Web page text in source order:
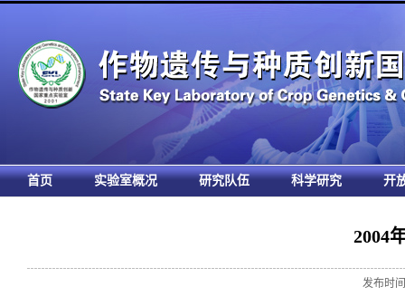
首页 实验室概况 研究队伍 科学研究 开
2004
发布时